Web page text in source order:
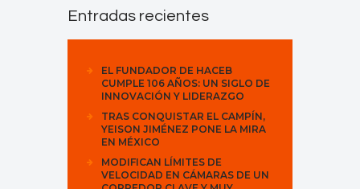
Entradas recientes
EL FUNDADOR DE HACEB
CUMPLE 106 AÑOS: UN SIGLO DE
INNOVACIÓN Y LIDERAZGO
TRAS CONQUISTAR EL CAMPÍN,
YEISON JIMÉNEZ PONE LA MIRA
EN MÉXICO
MODIFICAN LÍMITES DE
VELOCIDAD EN CÁMARAS DE UN